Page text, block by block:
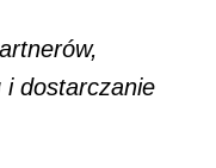
i dostarczanie